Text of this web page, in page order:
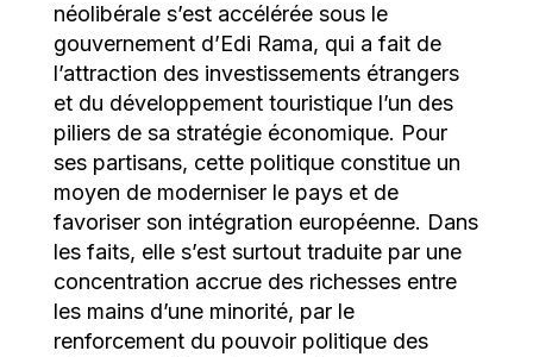
néolibérale s’est accélérée sous le
gouvernement d’Edi Rama, qui a fait de
l’attraction des investissements étrangers
et du développement touristique l’un des
piliers de sa stratégie économique. Pour
ses partisans, cette politique constitue un
moyen de moderniser le pays et de
favoriser son intégration européenne. Dans
les faits, elle s’est surtout traduite par une
concentration accrue des richesses entre
les mains d’une minorité, par le
renforcement du pouvoir politique des